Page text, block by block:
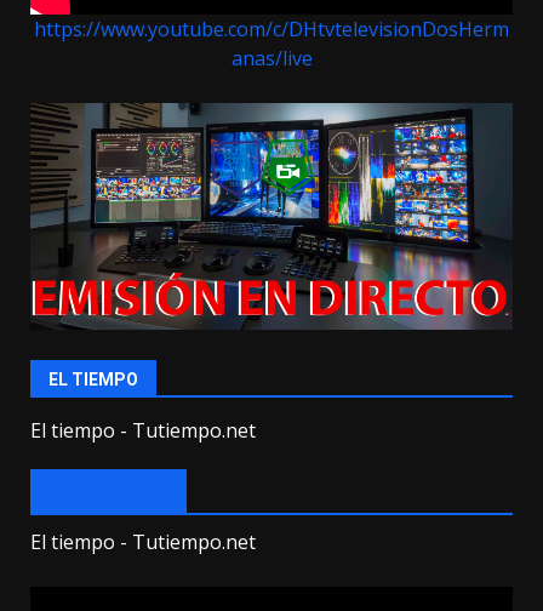
https://www.youtube.com/c/DHtvtelevisionDosHerm
anas/live
EL TIEMPO
El tiempo - Tutiempo.net
El tiempo - Tutiempo.net